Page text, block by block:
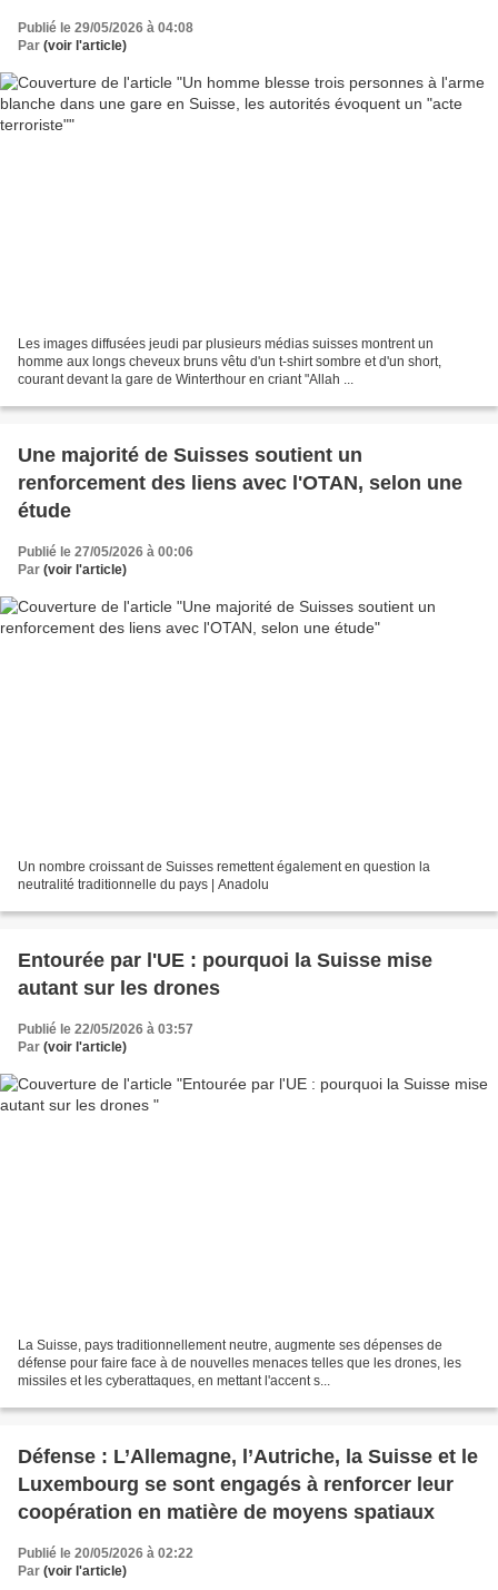
Publié le 29/05/2026 à 04:08
Par (voir l'article)
Les images diffusées jeudi par plusieurs médias suisses montrent un
homme aux longs cheveux bruns vêtu d'un t-shirt sombre et d'un short,
courant devant la gare de Winterthour en criant "Allah ...
Une majorité de Suisses soutient un
renforcement des liens avec l'OTAN, selon une
étude
Publié le 27/05/2026 à 00:06
Par (voir l'article)
Un nombre croissant de Suisses remettent également en question la
neutralité traditionnelle du pays | Anadolu
Entourée par l'UE : pourquoi la Suisse mise
autant sur les drones
Publié le 22/05/2026 à 03:57
Par (voir l'article)
La Suisse, pays traditionnellement neutre, augmente ses dépenses de
défense pour faire face à de nouvelles menaces telles que les drones, les
missiles et les cyberattaques, en mettant l'accent s...
Défense : L’Allemagne, l’Autriche, la Suisse et le
Luxembourg se sont engagés à renforcer leur
coopération en matière de moyens spatiaux
Publié le 20/05/2026 à 02:22
Par (voir l'article)